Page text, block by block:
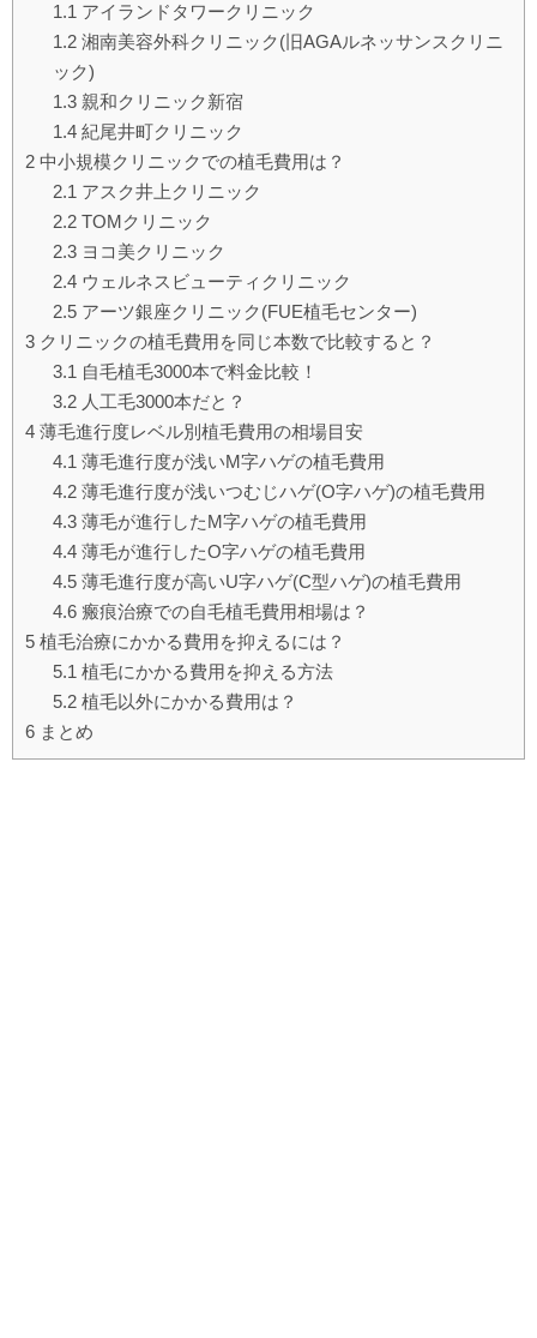
1.1 アイランドタワークリニック
1.2湘南美容外科クリニック(旧AGAルネッサンスクリニ
ック)
1.3親和クリニック新宿
1.4紀尾井町クリニック
2 中小規模クリニックでの植毛費用は？
2.1 アスク井上クリニック
2.2TOMクリニック
2.3ヨコ美クリニック
2.4ウェルネスビューティクリニック
2.5アーツ銀座クリニック(FUE植毛センター)
3 クリニックの植毛費用を同じ本数で比較すると？
3.1 自毛植毛3000本で料金比較！
3.2人工毛3000本だと？
4 薄毛進行度レベル別植毛費用の相場目安
4.1 薄毛進行度が浅いM字ハゲの植毛費用
4.2薄毛進行度が浅いつむじハゲ(O字ハゲ)の植毛費用
4.3薄毛が進行したM字ハゲの植毛費用
4.4薄毛が進行したO字ハゲの植毛費用
4.5薄毛進行度が高いU字ハゲ(C型ハゲ)の植毛費用
4.6瘢痕治療での自毛植毛費用相場は？
5 植毛治療にかかる費用を抑えるには？
5.1 植毛にかかる費用を抑える方法
5.2植毛以外にかかる費用は？
6 まとめ